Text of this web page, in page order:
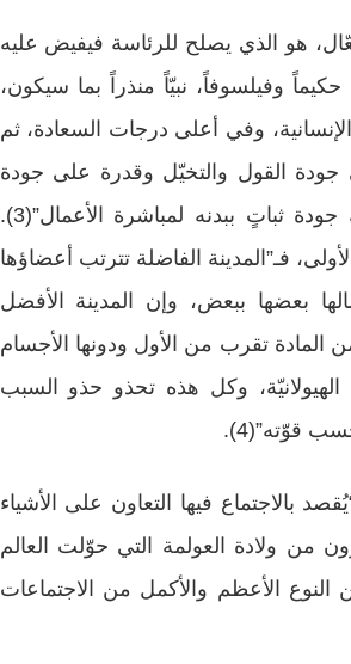
هو الذي يصلح للرئاسة فيفيض عليه
وفيلسوفاً، نبيّاً منذراً بما سيكون،
وفي أعلى درجات السعادة، ثم
القول والتخيّل وقدرة على جودة
الإرشاد إلى السعادة، وأن يكون له مع ذلك جودة ثباتٍ ببدنه لمباشرة الأعمال”(3).
فـ”المدينة الفاضلة تترتب أعضاؤها
بعضها ببعض، وإن المدينة الأفضل
المادة تقرب من الأول ودونها الأجسام
الهيولانيّة، وكل هذه تحذو حذو السبب
قوّته”(4).
بالاجتماع فيها التعاون على الأشياء
الحقيقية”(5). وقبل قرون من ولادة العولمة التي حوّلت العالم
الأعظم والأكمل من الاجتماعات